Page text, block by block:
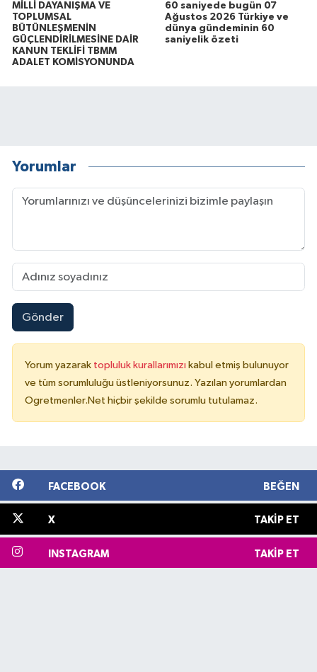
MİLLİ DAYANIŞMA VE
TOPLUMSAL
BÜTÜNLEŞMENİN
GÜÇLENDİRİLMESİNE DAİR
KANUN TEKLİFİ TBMM
ADALET KOMİSYONUNDA
60 saniyede bugün 07
Ağustos 2026 Türkiye ve
dünya gündeminin 60
saniyelik özeti
Yorumlar
Gönder
Yorum yazarak topluluk kurallarımızı kabul etmiş bulunuyor
ve tüm sorumluluğu üstleniyorsunuz. Yazılan yorumlardan
Ogretmenler.Net hiçbir şekilde sorumlu tutulamaz.
FACEBOOK BEĞEN
X TAKIP ET
INSTAGRAM TAKIP ET